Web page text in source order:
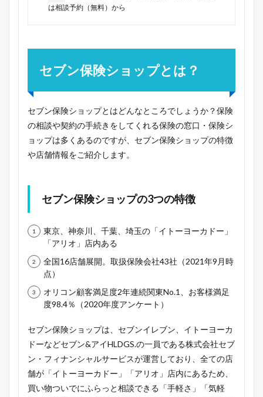
は相談予約（無料）から
セブン保険ショップとは？
セブン保険ショップとはどんなところでしょうか？保険
の相談や契約の手続きをしてくれる保険の窓口・保険シ
ョップは多くあるのですが、セブン保険ショップの特徴
や店舗情報をご紹介します。
セブン保険ショップの3つの特徴
東京、神奈川、千葉、埼玉の「イトーヨーカドー」
「アリオ」店内ある
全国16店舗展開。取扱保険会社43社（2021年9月時
点）
オリコン顧客満足度2年連続関東No.1、お客様満足
度98.4％（2020年度アンケート）
セブン保険ショップは、セブンイレブン、イトーヨーカ
ドーなどセブン&アイHLDGS.の一員である株式会社セブ
ン・フィナンシャルサービスが運営しており、全ての店
舗が「イトーヨーカドー」「アリオ」店内にあるため、
買い物ついでにふらっと相談できる「手軽さ」「気軽